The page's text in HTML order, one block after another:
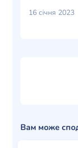
16 січня 2023
Вам може